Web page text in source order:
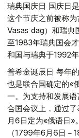
瑞典国庆日 国庆日
这个节庆之前被称
Vasas dag）和瑞
至1983年瑞典国会
和国与瑞典于1992年
普希金诞辰日 每年
也是联合国确定的«
一。为支持和发展
合国会议上，通过
月6日定为«俄语日»
（1799年6月6日－